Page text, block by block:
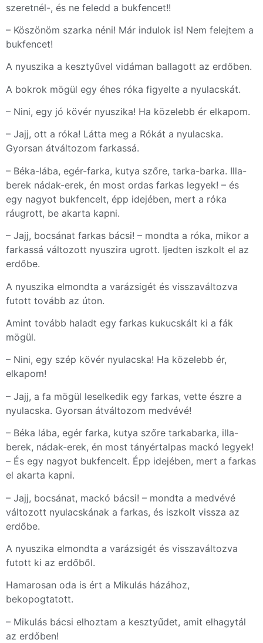
szeretnél-, és ne feledd a bukfencet!!
– Köszönöm szarka néni! Már indulok is! Nem felejtem a
bukfencet!
A nyuszika a kesztyűvel vidáman ballagott az erdőben.
A bokrok mögül egy éhes róka figyelte a nyulacskát.
– Nini, egy jó kövér nyuszika! Ha közelebb ér elkapom.
– Jajj, ott a róka! Látta meg a Rókát a nyulacska.
Gyorsan átváltozom farkassá.
– Béka-lába, egér-farka, kutya szőre, tarka-barka. Illa-
berek nádak-erek, én most ordas farkas legyek! – és
egy nagyot bukfencelt, épp idejében, mert a róka
ráugrott, be akarta kapni.
– Jajj, bocsánat farkas bácsi! – mondta a róka, mikor a
farkassá változott nyuszira ugrott. Ijedten iszkolt el az
erdőbe.
A nyuszika elmondta a varázsigét és visszaváltozva
futott tovább az úton.
Amint tovább haladt egy farkas kukucskált ki a fák
mögül.
– Nini, egy szép kövér nyulacska! Ha közelebb ér,
elkapom!
– Jajj, a fa mögül leselkedik egy farkas, vette észre a
nyulacska. Gyorsan átváltozom medvévé!
– Béka lába, egér farka, kutya szőre tarkabarka, illa-
berek, nádak-erek, én most tányértalpas mackó legyek!
– És egy nagyot bukfencelt. Épp idejében, mert a farkas
el akarta kapni.
– Jajj, bocsánat, mackó bácsi! – mondta a medvévé
változott nyulacskának a farkas, és iszkolt vissza az
erdőbe.
A nyuszika elmondta a varázsigét és visszaváltozva
futott ki az erdőből.
Hamarosan oda is ért a Mikulás házához,
bekopogtatott.
– Mikulás bácsi elhoztam a kesztyűdet, amit elhagytál
az erdőben!